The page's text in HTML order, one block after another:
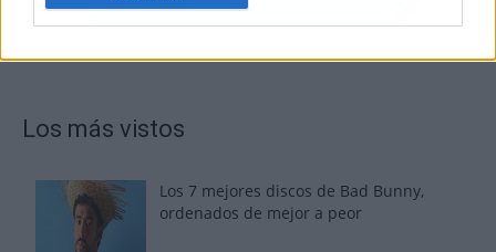
Los más vistos
Los 7 mejores discos de Bad Bunny,
ordenados de mejor a peor